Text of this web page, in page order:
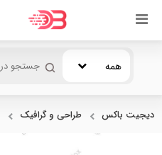
همه
دیجیت باکس طراحی و گرافیک